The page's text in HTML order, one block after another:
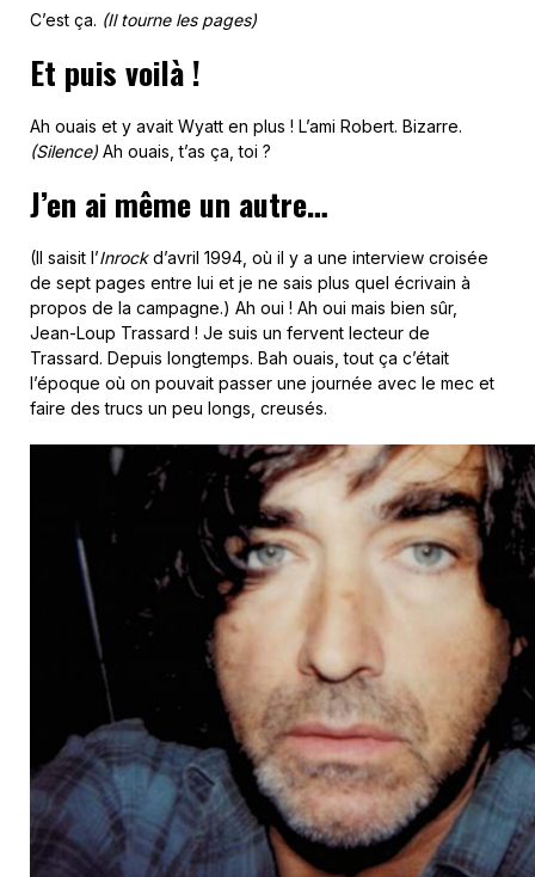
C’est ça. (Il tourne les pages)
Et puis voilà !
Ah ouais et y avait Wyatt en plus ! L’ami Robert. Bizarre.
(Silence) Ah ouais, t’as ça, toi ?
J’en ai même un autre…
(Il saisit l’Inrockd’avril 1994, où il y a une interview croisée
de sept pages entre lui et je ne sais plus quel écrivain à
propos de la campagne.) Ah oui ! Ah oui mais bien sûr,
Jean-Loup Trassard ! Je suis un fervent lecteur de
Trassard. Depuis longtemps. Bah ouais, tout ça c’était
l’époque où on pouvait passer une journée avec le mec et
faire des trucs un peu longs, creusés.